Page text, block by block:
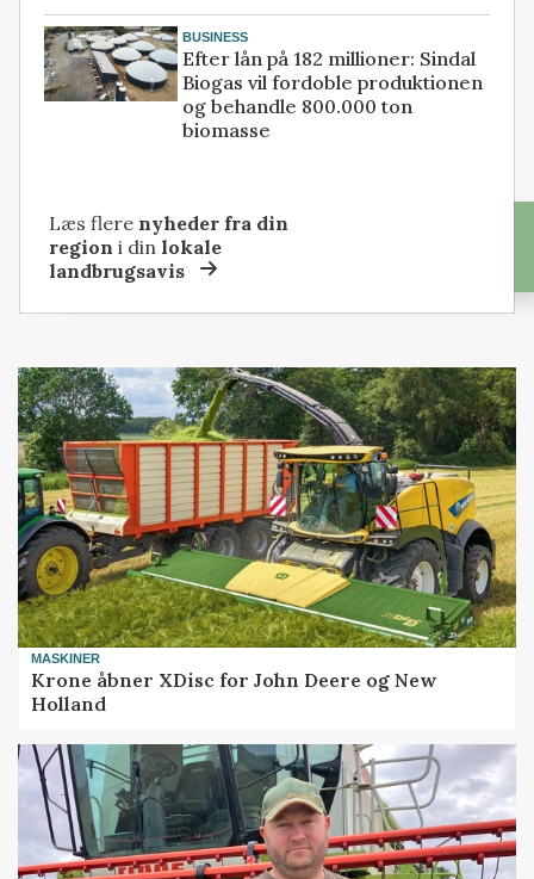
BUSINESS
Efter lån på 182 millioner: Sindal
Biogas vil fordoble produktionen
og behandle 800.000 ton
biomasse
Læs flere nyheder fra din
region i dinlokale
landbrugsavis
MASKINER
Krone åbner XDisc for John Deere og New
Holland